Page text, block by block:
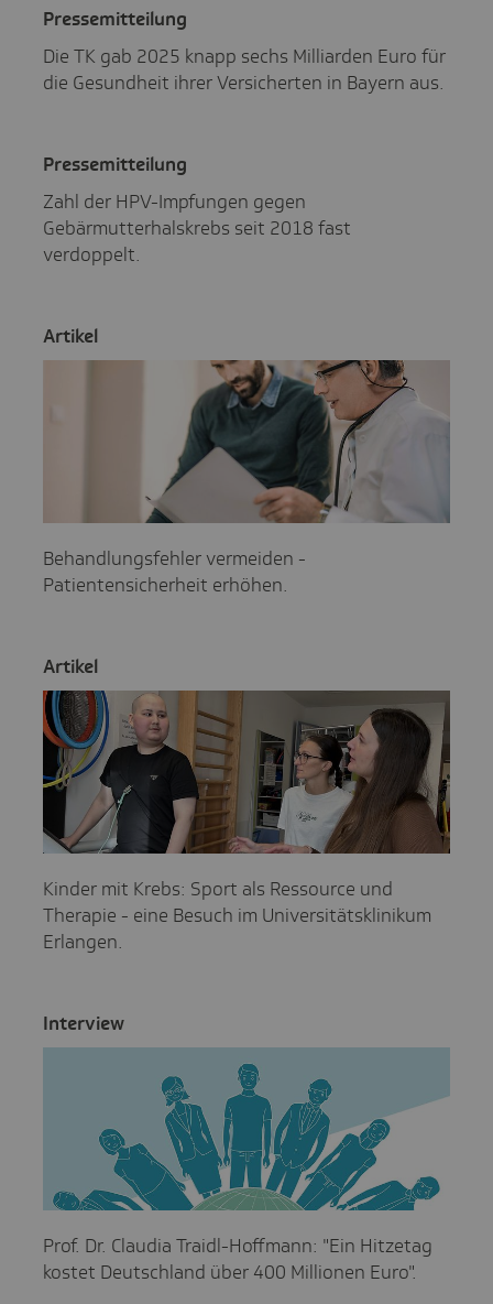
Pres­se­mit­tei­lung
Die TK gab 2025 knapp sechs Milliarden Euro für
die Gesundheit ihrer Versicherten in Bayern aus.
Pres­se­mit­tei­lung
Zahl der HPV-Impfungen gegen
Gebärmutterhalskrebs seit 2018 fast
verdoppelt.
Artikel
Behandlungsfehler vermeiden -
Patientensicherheit erhöhen.
Artikel
Kinder mit Krebs: Sport als Ressource und
Therapie - eine Besuch im Universitätsklinikum
Erlangen.
Inter­view
Prof. Dr. Claudia Traidl-Hoffmann: "Ein Hitzetag
kostet Deutschland über 400 Millionen Euro".